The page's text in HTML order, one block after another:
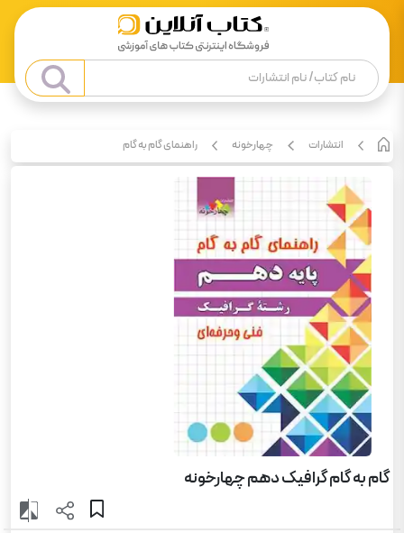
انتشارات چهارخونه راهنمای گام به گام
گام به گام گرافیک دهم چهارخونه